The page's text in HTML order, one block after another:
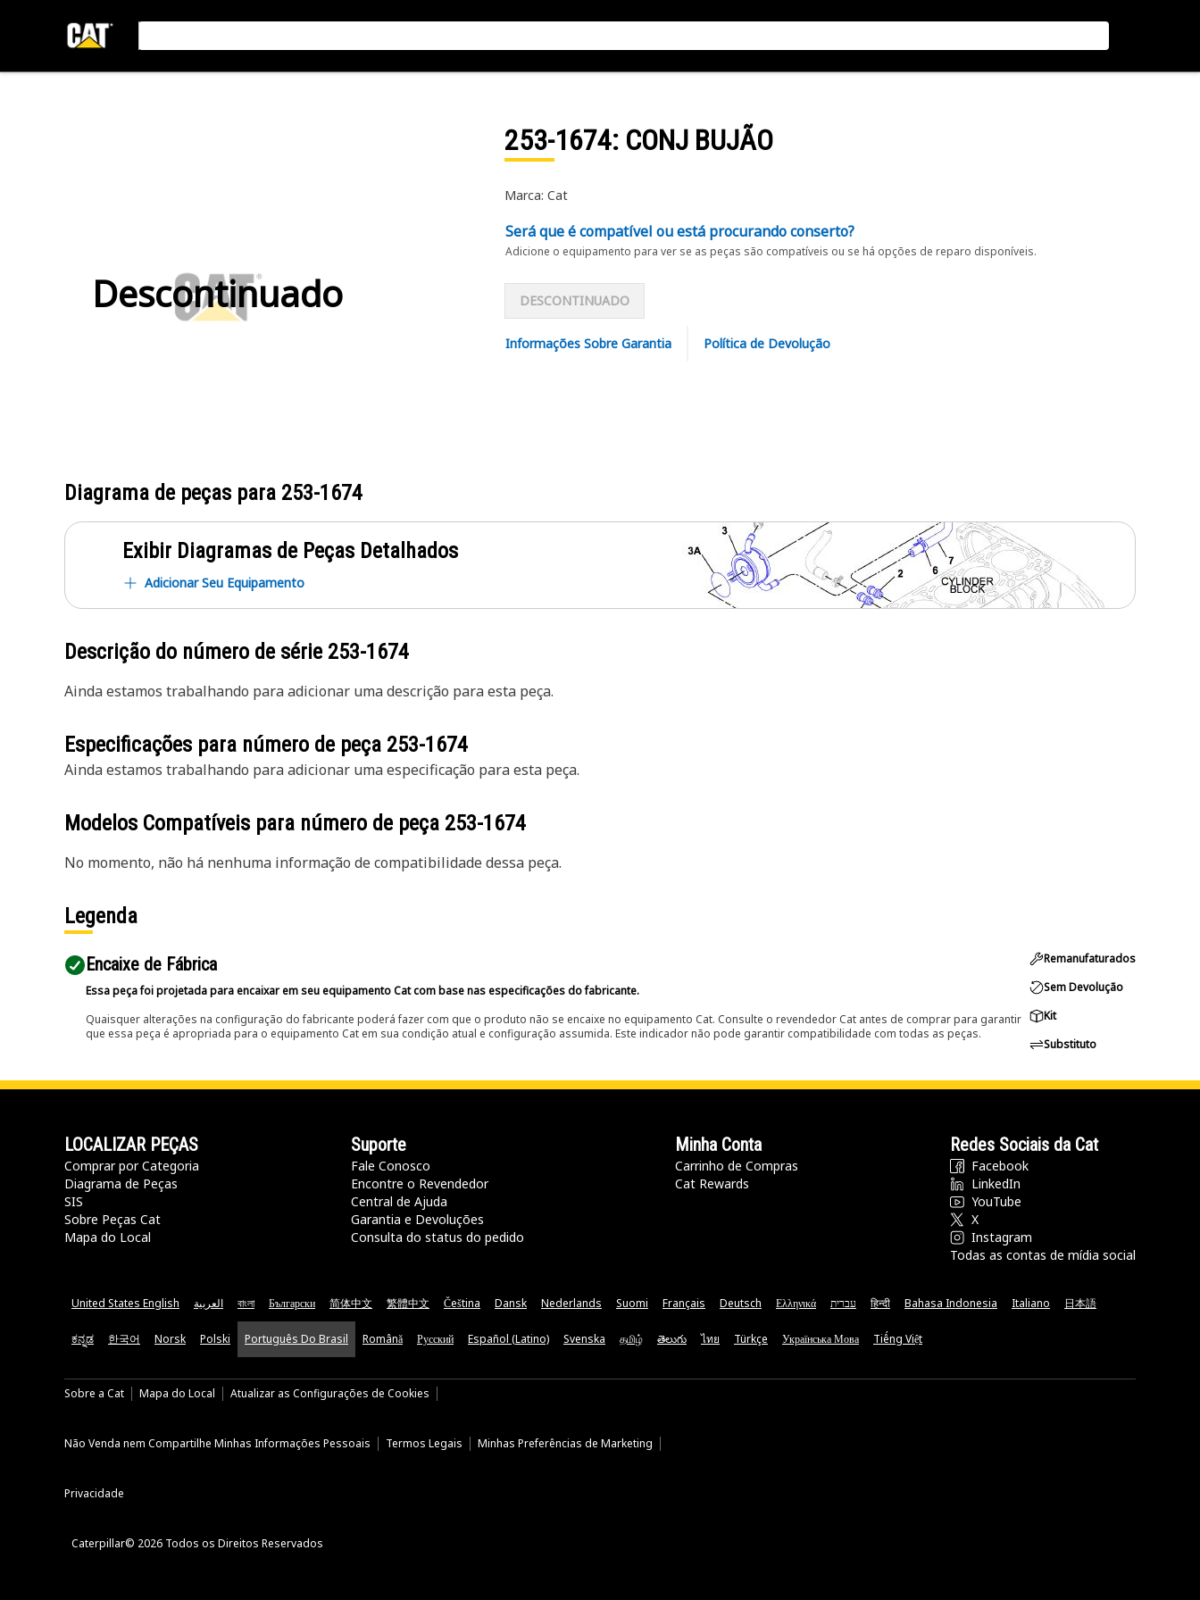
Descontinuado
253-1674: CONJ BUJÃO
Marca: Cat
Será que é compatível ou está procurando conserto?
Adicione o equipamento para ver se as peças são compatíveis ou se há opções de reparo disponíveis.
DESCONTINUADO
Informações Sobre Garantia Política de Devolução
Diagrama de peças para 253-1674
Exibir Diagramas de Peças Detalhados
Adicionar Seu Equipamento
Descrição do número de série 253-1674
Ainda estamos trabalhando para adicionar uma descrição para esta peça.
Especificações para número de peça 253-1674
Ainda estamos trabalhando para adicionar uma especificação para esta peça.
Modelos Compatíveis para número de peça 253-1674
No momento, não há nenhuma informação de compatibilidade dessa peça.
Legenda
Encaixe de Fábrica
Essa peça foi projetada para encaixar em seu equipamento Cat com base nas especificações do fabricante.
Quaisquer alterações na configuração do fabricante poderá fazer com que o produto não se encaixe no equipamento Cat. Consulte o revendedor Cat antes de comprar para garantir
que essa peça é apropriada para o equipamento Cat em sua condição atual e configuração assumida. Este indicador não pode garantir compatibilidade com todas as peças.
Remanufaturados
Sem Devolução
Kit
Substituto
LOCALIZAR PEÇAS
Comprar por Categoria
Diagrama de Peças
SIS
Sobre Peças Cat
Mapa do Local
Suporte
Fale Conosco
Encontre o Revendedor
Central de Ajuda
Garantia e Devoluções
Consulta do status do pedido
Minha Conta
Carrinho de Compras
Cat Rewards
Redes Sociais da Cat
Facebook
LinkedIn
YouTube
X
Instagram
Todas as contas de mídia social
United States English العربية বাংলা Български 简体中文 繁體中文 Čeština Dansk Nederlands Suomi Français Deutsch Ελληνικά עברית हिन्दी Bahasa Indonesia Italiano 日本語
ಕನ್ನಡ 한국어 Norsk Polski Português Do Brasil Română Русский Español (Latino) Svenska தமிழ் తెలుగు ไทย Türkçe Українська Мова Tiếng Việt
Sobre a Cat Mapa do Local Atualizar as Configurações de Cookies
Não Venda nem Compartilhe Minhas Informações Pessoais Termos Legais Minhas Preferências de Marketing
Privacidade
Caterpillar© 2026 Todos os Direitos Reservados